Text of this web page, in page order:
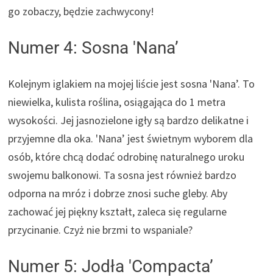
go zobaczy, będzie zachwycony!
Numer 4: Sosna 'Nana’
Kolejnym iglakiem na mojej liście jest sosna 'Nana’. To
niewielka, kulista roślina, osiągająca do 1 metra
wysokości. Jej jasnozielone igły są bardzo delikatne i
przyjemne dla oka. 'Nana’ jest świetnym wyborem dla
osób, które chcą dodać odrobinę naturalnego uroku
swojemu balkonowi. Ta sosna jest również bardzo
odporna na mróz i dobrze znosi suche gleby. Aby
zachować jej piękny kształt, zaleca się regularne
przycinanie. Czyż nie brzmi to wspaniale?
Numer 5: Jodła 'Compacta’